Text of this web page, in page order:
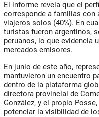
El informe revela que el
corresponde a familias con
viajeros solos (40%). En
turistas fueron argentinos,
peruanos, lo que evidencia
mercados emisores.
En junio de este año,
mantuvieron un encuentro
dentro de la plataforma
directora provincial de
González, y el propio
potenciar la visibilidad de